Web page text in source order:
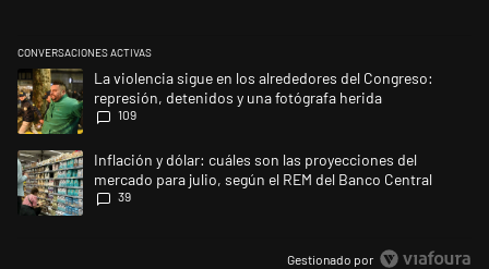
CONVERSACIONES ACTIVAS
Este listado muestra los artículos con más comentarios en los últimos
Un artículo de tendencia con el título "La violencia sigue en los
La violencia sigue en los alrededores del Congreso:
represión, detenidos y una fotógrafa herida
109
Un artículo de tendencia con el título "Inflación y dólar: cuáles son las
Inflación y dólar: cuáles son las proyecciones del
mercado para julio, según el REM del Banco Central
39
Gestionado por